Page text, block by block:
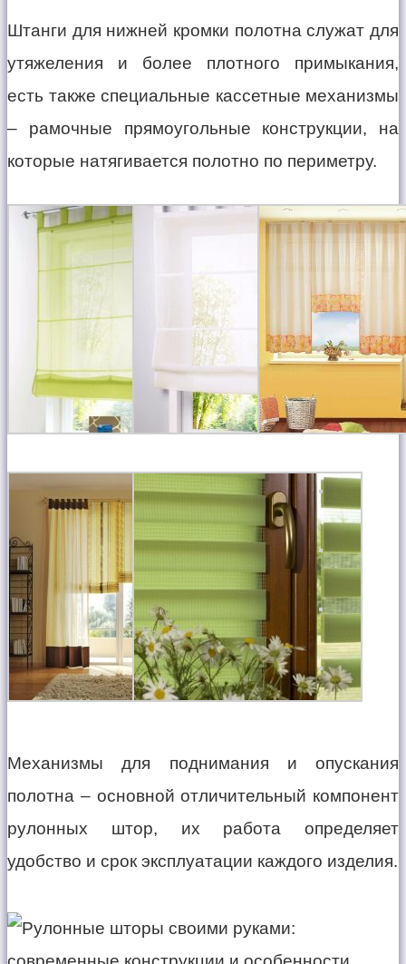
Штанги для нижней кромки полотна служат для
утяжеления и более плотного примыкания,
есть также специальные кассетные механизмы
– рамочные прямоугольные конструкции, на
которые натягивается полотно по периметру.
Механизмы для поднимания и опускания
полотна – основной отличительный компонент
рулонных штор, их работа определяет
удобство и срок эксплуатации каждого изделия.